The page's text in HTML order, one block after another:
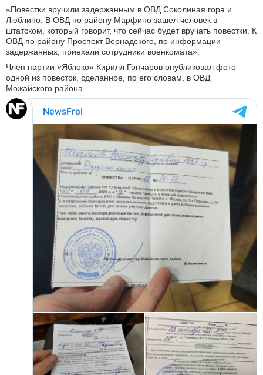
БЛОГ
«Повестки вручили задержанным в ОВД Соколиная гора и
Люблино. В ОВД по району Марфино зашел человек в
штатском, который говорит, что сейчас будет вручать повестки. К
ОВД по району Проспект Вернадского, по информации
задержанных, приехали сотрудники военкомата».
Член партии «Яблоко» Кирилл Гончаров опубликовал фото
одной из повесток, сделанное, по его словам, в ОВД
Можайского района.